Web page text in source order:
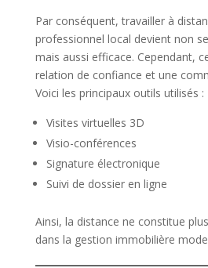
Par conséquent, travailler à
professionnel local devient non
mais aussi efficace. Cependant,
relation de confiance et une
Voici les principaux outils utilisés :
Visites virtuelles 3D
Visio-conférences
Signature électronique
Suivi de dossier en ligne
Ainsi, la distance ne constitue
dans la gestion immobilière